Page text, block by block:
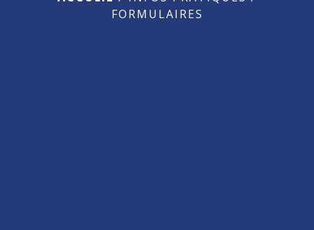
FORMULAIRES